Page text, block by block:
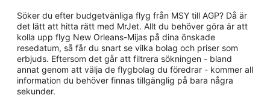
Söker du efter budgetvänliga flyg från MSY till AGP? Då är
det lätt att hitta rätt med MrJet. Allt du behöver göra är att
kolla upp flyg New Orleans-Mijas på dina önskade
resedatum, så får du snart se vilka bolag och priser som
erbjuds. Eftersom det går att filtrera sökningen - bland
annat genom att välja de flygbolag du föredrar - kommer all
information du behöver finnas tillgänglig på bara några
sekunder.